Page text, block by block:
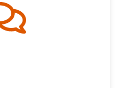
alapos kutatómunkát
a teljes arculat